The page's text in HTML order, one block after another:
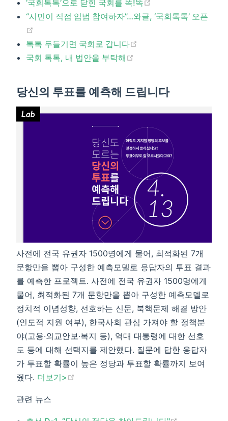
‘국회톡톡’으로 닫힌 국회를 똑!똑
“시민이 직접 입법 참여하자”…와글, ‘국회톡톡’ 오픈
톡톡 두들기면 국회로 갑니다
국회 톡톡, 내 법안을 부탁해​
당신의 투표를 예측해 드립니다
사전에 전국 유권자 1500명에게 물어, 최적화된 7개
문항만을 뽑아 구성한 예측모델로 응답자의 투표 결과
를 예측한 프로젝트. 사전에 전국 유권자 1500명에게
물어, 최적화된 7개 문항만을 뽑아 구성한 예측모델로
정치적 이념성향, 선호하는 신문, 북핵문제 해결 방안
(인도적 지원 여부), 한국사회 관심 가져야 할 정책분
야(고용·외교안보·복지 등), 역대 대통령에 대한 선호
도 등에 대해 선택지를 제안했다. 질문에 답한 응답자
가 투표할 확률이 높은 정당과 투표할 확률까지 보여
줬다. 더보기>​
관련 뉴스